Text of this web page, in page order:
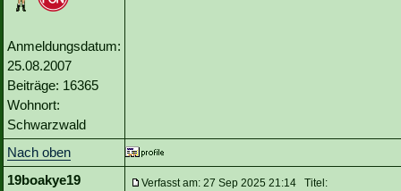
Anmeldungsdatum:
25.08.2007
Beiträge: 16365
Wohnort:
Schwarzwald
Nach oben
19boakye19
Verfasst am: 27 Sep 2025 21:14 Titel: